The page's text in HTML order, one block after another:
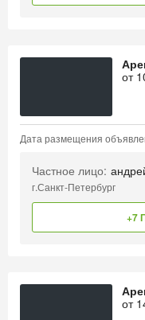
от
Дата размещения
Частное лицо:
г.Санкт-Петербург
+7
от